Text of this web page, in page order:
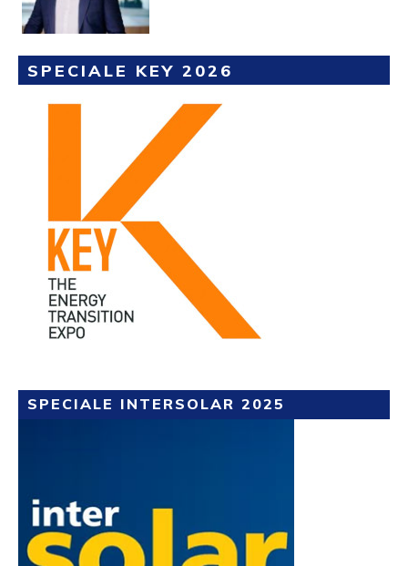
SPECIALE KEY 2026
SPECIALE INTERSOLAR 2025